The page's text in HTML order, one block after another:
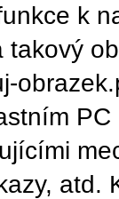
k
atd.